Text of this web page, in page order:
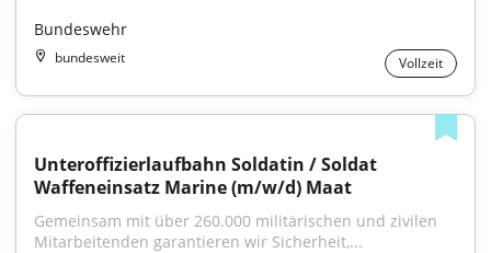
Bundeswehr
bundesweit Vollzeit
Unteroffizierlaufbahn Soldatin / Soldat
Waffeneinsatz Marine (m/w/d) Maat
Gemeinsam mit über 260.000 militärischen und zivilen
Mitarbeitenden garantieren wir Sicherheit,...